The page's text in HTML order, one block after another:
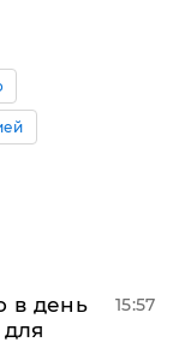
в день
15:57